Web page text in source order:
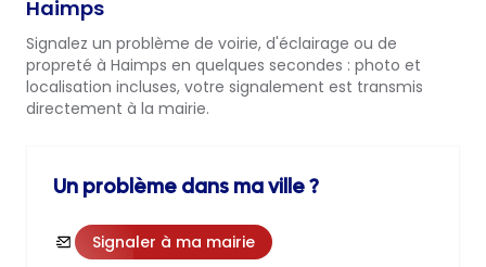
Haimps
Signalez un problème de voirie, d'éclairage ou de
propreté à Haimps en quelques secondes : photo et
localisation incluses, votre signalement est transmis
directement à la mairie.
Un problème dans ma ville ?
Signaler à ma mairie